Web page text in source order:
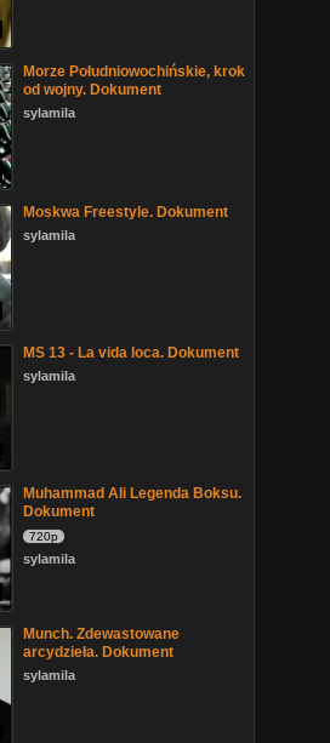
Morze Południowochińskie, krok
od wojny. Dokument
sylamila
Moskwa Freestyle. Dokument
sylamila
MS 13 - La vida loca. Dokument
sylamila
Muhammad Ali Legenda Boksu.
Dokument
720p
sylamila
Munch. Zdewastowane
arcydzieła. Dokument
sylamila